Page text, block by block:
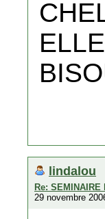
lindalou
Re:
29 novembre